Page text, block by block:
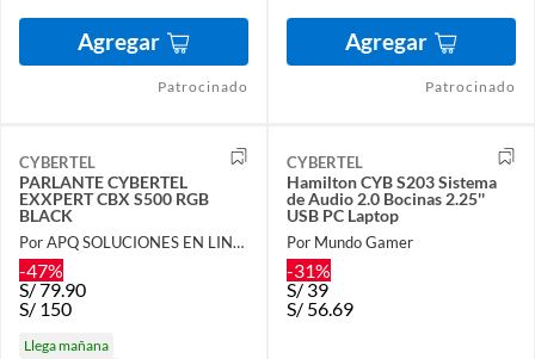
Agregar
Patrocinado
Agregar
Patrocinado
CYBERTEL
PARLANTE CYBERTEL
EXXPERT CBX S500 RGB
BLACK
Por APQ SOLUCIONES EN LINEA
-47%
S/79.90
S/ 150
Llega mañana
CYBERTEL
Hamilton CYB S203 Sistema
de Audio 2.0 Bocinas 2.25''
USB PC Laptop
Por Mundo Gamer
-31%
S/39
S/ 56.69